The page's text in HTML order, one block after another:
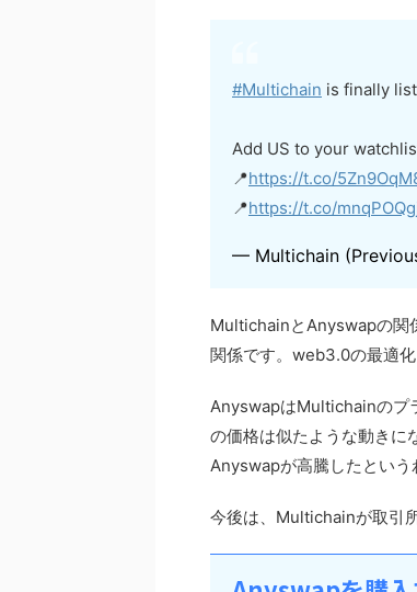
#Multichain is finally
Add US to your
📍https://t.co/
📍https://t.co/
— Multichain
MultichainとAnyswapの関
関係です。web3.0の最適化
AnyswapはMultichainのプ
の価格は似たような動きに
Anyswapが高騰したという
今後は、Multichainが取引